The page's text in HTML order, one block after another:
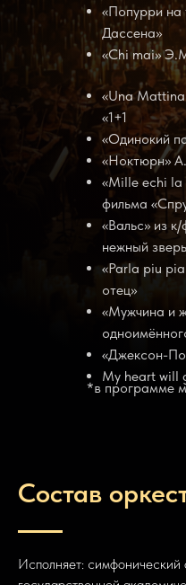
«Попурри
Дассена»
«Chi mai»
*в программе
«Una
«1+1
«Одинокий
«Ноктюрн»
«Mille echi la
фильма
«Вальс» из
нежный
«Parla piu
отец»
«Мужчина и
«Джексон-
My heart will
Состав
Исполняет: симфонический